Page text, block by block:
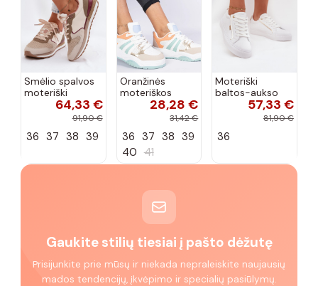
Smėlio spalvos
moteriški
sportiniai
MA257IN
64,33 €
91,90 €
36 37 38 39
Oranžinės
moteriškos
sportinės
Bartella
28,28 €
31,42 €
36 37 38 39
40 41
Moteriški
baltos-aukso
spalvos
sneakers stiliaus
odos Big Star
57,33 €
81,90 €
36
Gaukite stilių tiesiai į pašto dėžutę
Prisijunkite prie mūsų ir niekada nepraleiskite naujausių
mados tendencijų, įkvėpimo ir specialių pasiūlymų.